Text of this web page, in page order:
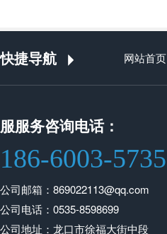
快捷导航 网站首页
服服务咨询电话：
186-6003-5735
公司邮箱：869022113@qq.com
公司电话：0535-8598699
公司地址：龙口市徐福大街中段